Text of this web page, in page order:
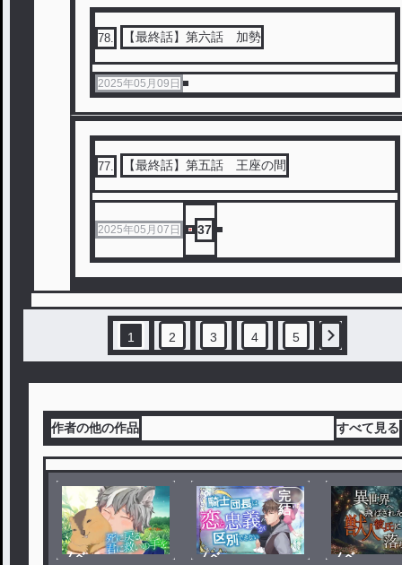
78 【最終話】第六話 加勢
2025年05月09日
77 【最終話】第五話 王座の間
2025年05月07日 37
1 2 3 4 5
作者の他の作品 すべて見る
ノベ
ノベ
完
結
ノベ